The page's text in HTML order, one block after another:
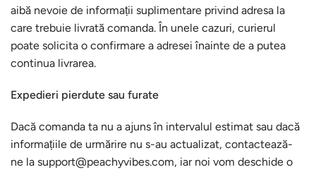
aibă nevoie de informații suplimentare privind adresa la
care trebuie livrată comanda. În unele cazuri, curierul
poate solicita o confirmare a adresei înainte de a putea
continua livrarea.
Expedieri pierdute sau furate
Dacă comanda ta nu a ajuns în intervalul estimat sau dacă
informațiile de urmărire nu s-au actualizat, contactează-
ne la support@peachyvibes.com, iar noi vom deschide o